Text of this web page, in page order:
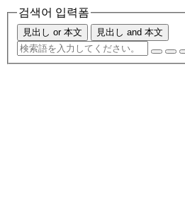
검색어 입력폼
見出し or 本文 見出し and 本文